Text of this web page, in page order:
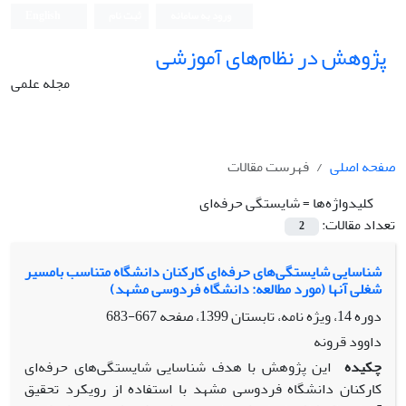
پژوهش در نظام‌های آموزشی
مجله علمی
صفحه اصلی
فهرست مقالات
کلیدواژه‌ها =شایستگی حرفه‌ای
تعداد مقالات:
2
شناسایی شایستگی‌های حرفه‌ای کارکنان دانشگاه متناسب بامسیر
شغلی آنها (مورد مطالعه: دانشگاه فردوسی مشهد)
دوره 14، ویژه نامه، تابستان 1399، صفحه
667-683
داوود قرونه
چکیده این پژوهش با هدف شناسایی شایستگی‌های حرفه‌ای
کارکنان دانشگاه فردوسی مشهد با استفاده از رویکرد تحقیق